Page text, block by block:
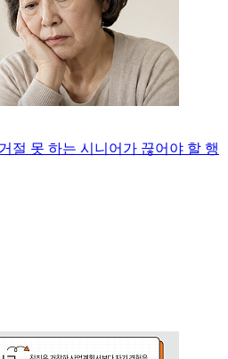
절 못 하는 시니어가 끊어야 할 행